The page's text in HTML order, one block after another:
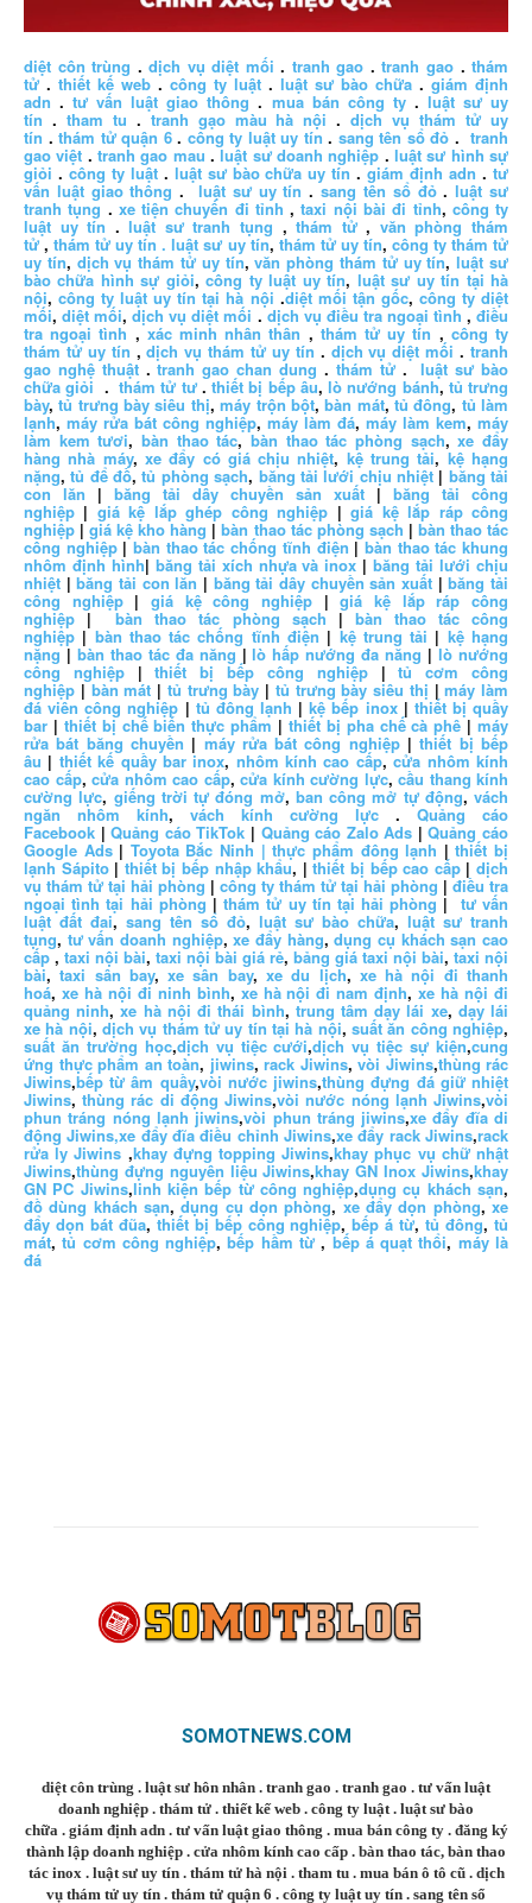
diệt côn trùng .dịch vụ diệt mối . tranh gao .tranh gao .thám
tử. thiết kế web . công ty luật . luật sư bào chữa .giám định
adn .tư vấn luật giao thông. mua bán công ty. luật sư uy
tín . tham tu .tranh gạo màu hà nội .dịch vụ thám tử uy
tín .thám tử quận 6. công ty luật uy tín . sang tên sổ đỏ .tranh
gao việt .tranh gao mau .luật sư doanh nghiệp .luật sư hình sự
giỏi . công ty luật. luật sư bào chữa uy tín .giám định adn .tư
vấn luật giao thông .luật sư uy tín .sang tên sổ đỏ.luật sư
tranh tụng . xe tiện chuyến đi tỉnh ,taxi nội bài đi tỉnh, công ty
luật uy tín .luật sư tranh tụng ,thám tử, văn phòng thám
tử,thám tử uy tín . luật sư uy tín, thám tử uy tín, công ty thám tử
uy tín, dịch vụ thám tử uy tín,văn phòng thám tử uy tín,luật sư
bào chữa hình sự giỏi,công ty luật uy tín, luật sư uy tín tại hà
nội,công ty luật uy tín tại hà nội .diệt mối tận gốc, công ty diệt
mối,diệt mối,dịch vụ diệt mối .dịch vụ điều tra ngoại tình ,điều
tra ngoại tình ,xác minh nhân thân ,thám tử uy tín , công ty
thám tử uy tín ,dịch vụ thám tử uy tín . dịch vụ diệt mối .tranh
gao nghệ thuật.tranh gao chan dung . thám tử.luật sư bào
chữa giỏi .thám tử tư.thiết bị bếp âu,lò nướng bánh, tủ trưng
bày,tủ trưng bày siêu thị,máy trộn bột,bàn mát,tủ đông, tủ làm
lạnh, máy rửa bát công nghiệp, máy làm đá, máy làm kem, máy
làm kem tươi,bàn thao tác,bàn thao tác phòng sạch,xe đẩy
hàng nhà máy, xe đẩy có giá chịu nhiệt, kệ trung tải, kệ hạng
nặng,tủ để đồ,tủ phòng sạch, băng tải lưới chịu nhiệt| băng tải
con lăn | băng tải dây chuyền sản xuất | băng tải công
nghiệp | giá kệ lắp ghép công nghiệp |giá kệ lắp ráp công
nghiệp |giá kệ kho hàng |bàn thao tác phòng sạch | bàn thao tác
công nghiệp|bàn thao tác chống tĩnh điện |bàn thao tác khung
nhôm định hình| băng tải xích nhựa và inox|băng tải lưới chịu
nhiệt |băng tải con lăn | băng tải dây chuyền sản xuất |băng tải
công nghiệp|giá kệ công nghiệp |giá kệ lắp ráp công
nghiệp |bàn thao tác phòng sạch| bàn thao tác công
nghiệp | bàn thao tác chống tĩnh điện | kệ trung tải | kệ hạng
nặng| bàn thao tác đa năng|lò hấp nướng đa năng |lò nướng
công nghiệp|thiết bị bếp công nghiệp|tủ cơm công
nghiệp |bàn mát | tủ trưng bày | tủ trưng bày siêu thị |máy làm
đá viên công nghiệp | tủ đông lạnh |kệ bếp inox| thiết bị quầy
bar | thiết bị chế biến thực phẩm | thiết bị pha chế cà phê| máy
rửa bát băng chuyền | máy rửa bát công nghiệp|thiết bị bếp
âu | thiết kế quầy bar inox, nhôm kính cao cấp,cửa nhôm kính
cao cấp, cửa nhôm cao cấp, cửa kính cường lực, cầu thang kính
cường lực, giếng trời tự đóng mở, ban công mở tự động, vách
ngăn nhôm kính, vách kính cường lực .Quảng cáo
Facebook |Quảng cáo TikTok | Quảng cáo Zalo Ads |Quảng cáo
Google Ads| Toyota Bắc Ninh | thực phẩm đông lạnh |thiết bị
lạnh Sápito |thiết bị bếp nhập khẩu, |thiết bị bếp cao cấp|dịch
vụ thám tử tại hải phòng | công ty thám tử tại hải phòng |điều tra
ngoại tình tại hải phòng |thám tử uy tín tại hải phòng | tư vấn
luật đất đai, sang tên sổ đỏ, luật sư bào chữa, luật sư tranh
tụng, tư vấn doanh nghiệp,xe đẩy hàng,dụng cụ khách sạn cao
cấp, taxi nội bài, taxi nội bài giá rẻ, bảng giá taxi nội bài, taxi nội
bài,taxi sân bay,xe sân bay,xe du lịch, xe hà nội đi thanh
hoá, xe hà nội đi ninh bình, xe hà nội đi nam định,xe hà nội đi
quảng ninh,xe hà nội đi thái bình, trung tâm dạy lái xe, dạy lái
xe hà nội,dịch vụ thám tử uy tín tại hà nội,suất ăn công nghiệp,
suất ăn trường học,dịch vụ tiệc cưới,dịch vụ tiệc sự kiện,cung
ứng thực phẩm an toàn, jiwins, rack Jiwins, vòi Jiwins,thùng rác
Jiwins,bếp từ âm quầy,vòi nước jiwins,thùng đựng đá giữ nhiệt
Jiwins,thùng rác di động Jiwins,vòi nước nóng lạnh Jiwins,vòi
phun tráng nóng lạnh jiwins,vòi phun tráng jiwins,xe đẩy đĩa di
động Jiwins,xe đẩy đĩa điều chỉnh Jiwins,xe đẩy rack Jiwins,rack
rửa ly Jiwins ,khay đựng topping Jiwins,khay phục vụ chữ nhật
Jiwins,thùng đựng nguyên liệu Jiwins,khay GN Inox Jiwins,khay
GN PC Jiwins,linh kiện bếp từ công nghiệp,dụng cụ khách sạn,
đồ dùng khách sạn,dụng cụ dọn phòng,xe đẩy dọn phòng,xe
đẩy dọn bát đũa,thiết bị bếp công nghiệp,bếp á từ,tủ đông,tủ
mát,tủ cơm công nghiệp,bếp hầm từ ,bếp á quạt thổi, máy là
đá
SOMOTNEWS.COM
diệt côn trùng . luật sư hôn nhân . tranh gao . tranh gao . tư vấn luật
doanh nghiệp . thám tử . thiết kế web . công ty luật . luật sư bào
chữa . giám định adn. tư vấn luật giao thông . mua bán công ty. đăng ký
thành lập doanh nghiệp . cửa nhôm kính cao cấp . bàn thao tác, bàn thao
tác inox . luật sư uy tín. thám tử hà nội . tham tu. mua bán ô tô cũ. dịch
vụ thám tử uy tín . thám tử quận 6 . công ty luật uy tín . sang tên sổ